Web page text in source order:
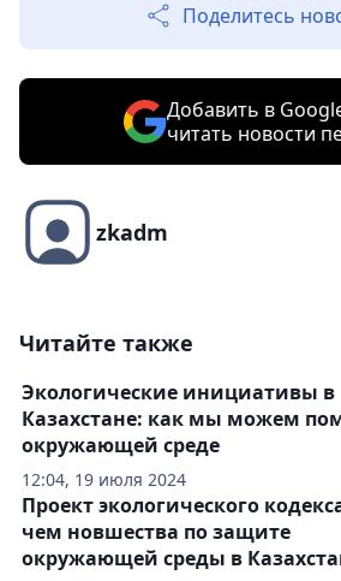
Поделитесь
Добавить в
читать новости
zkadm
Читайте также
12:04, 19 июля 2024
Экологические инициативы в
Казахстане: как мы можем
окружающей среде
Проект экологического
чем новшества по защите
окружающей среды в